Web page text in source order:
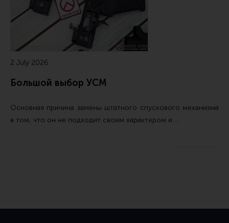
2 July 2026
Большой выбор УСМ
Основная причина замены штатного спускового механизма
в том, что он не подходит своим характером и …